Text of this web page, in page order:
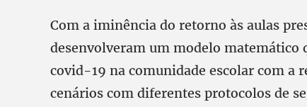
Com a iminência do retorno às aulas
desenvolveram um modelo matemático
covid-19 na comunidade escolar com a
cenários com diferentes protocolos de